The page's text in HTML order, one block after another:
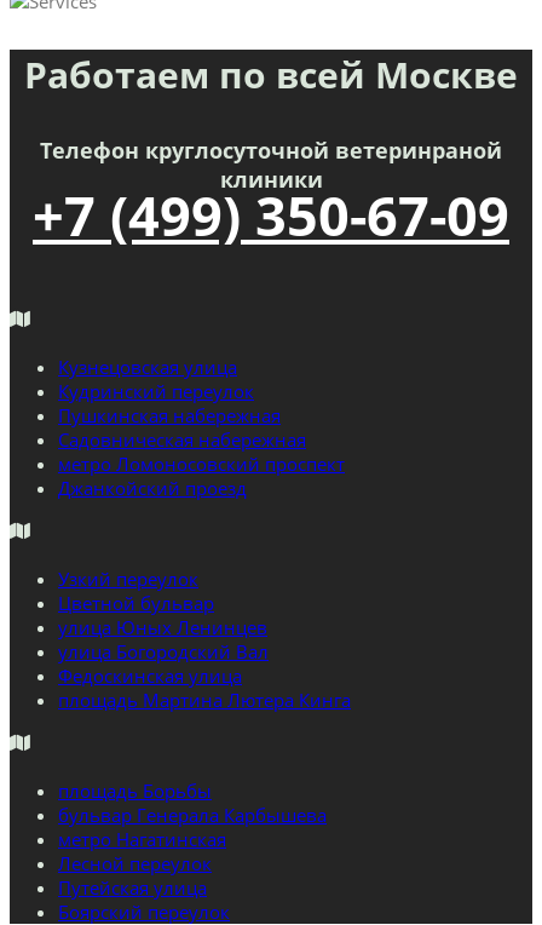
Работаем по всей Москве
Телефон круглосуточной ветеринраной
клиники
+7 (499) 350-67-09
Кузнецовская улица
Кудринский переулок
Пушкинская набережная
Садовническая набережная
метро Ломоносовский проспект
Джанкойский проезд
Узкий переулок
Цветной бульвар
улица Юных Ленинцев
улица Богородский Вал
Федоскинская улица
площадь Мартина Лютера Кинга
площадь Борьбы
бульвар Генерала Карбышева
метро Нагатинская
Лесной переулок
Путейская улица
Боярский переулок